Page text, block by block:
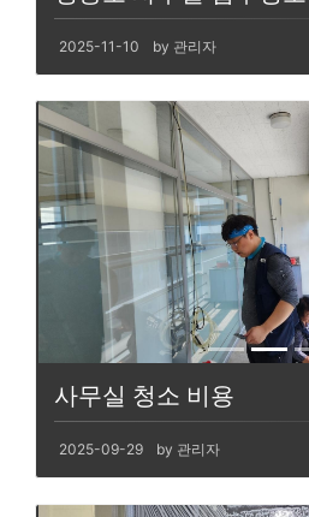
2025-11-10 by 관리자
사무실 청소 비용
2025-09-29 by 관리자